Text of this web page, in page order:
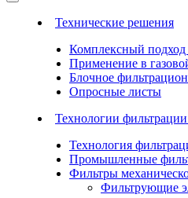
Технические решения
Комплексный подход
Применение в
Блочное
Опросные листы
Технологии фильтрации
Технология
Промышленные
Фильтры
Фильтрующие